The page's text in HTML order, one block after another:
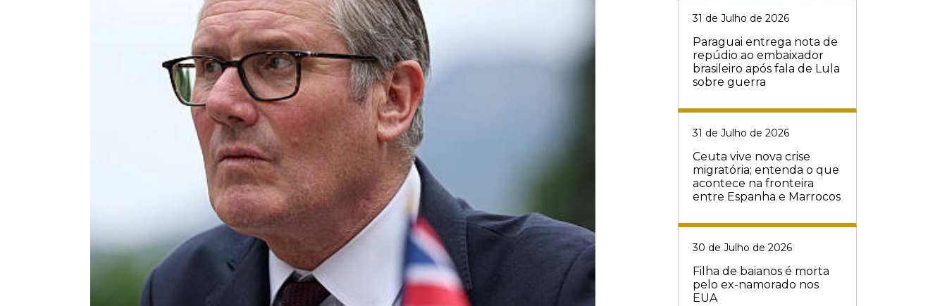
31 de Julho de 2026
Paraguai entrega nota de
repúdio ao embaixador
brasileiro após fala de Lula
sobre guerra
31 de Julho de 2026
Ceuta vive nova crise
migratória; entenda o que
acontece na fronteira
entre Espanha e Marrocos
30 de Julho de 2026
Filha de baianos é morta
pelo ex-namorado nos
EUA